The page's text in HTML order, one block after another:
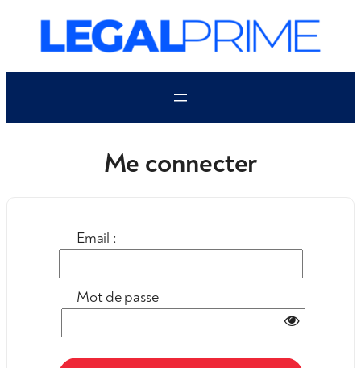
contenu
Me connecter
Email :
Mot de passe